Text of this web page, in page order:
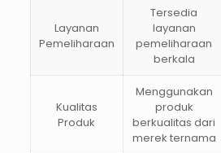
Layanan
Pemeliharaan
Tersedia
layanan
pemeliharaan
berkala
Kualitas
Produk
Menggunakan
produk
berkualitas dari
merek ternama